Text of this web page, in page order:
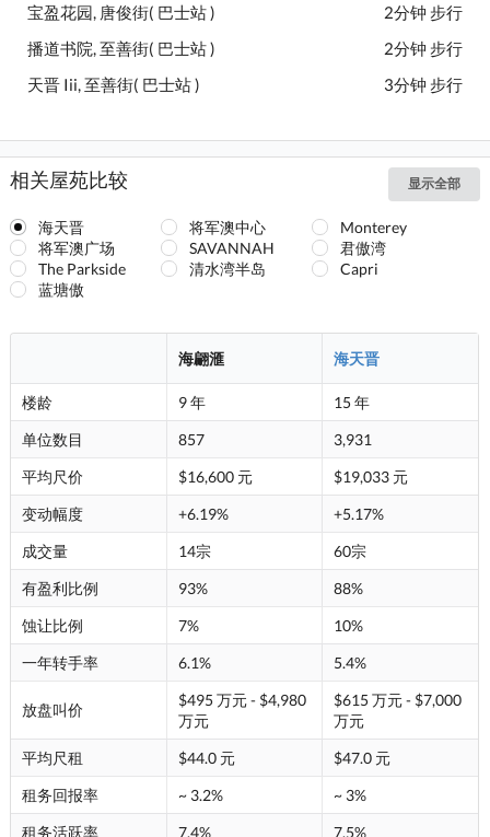
宝盈花园, 唐俊街( 巴士站 )
2分钟 步行
播道书院, 至善街( 巴士站 )
2分钟 步行
天晋 Iii, 至善街( 巴士站 )
3分钟 步行
相关屋苑比较 显示全部
海天晋 将军澳中心
Monterey
将军澳广场
SAVANNAH
君傲湾
The Parkside
清水湾半岛
Capri
蓝塘傲
海翩滙 海天晋
楼龄 9 年
15 年
单位数目
857
3,931
平均尺价
$16,600 元
$19,033 元
变动幅度
+6.19%
+5.17%
成交量
14宗
60宗
有盈利比例
93%
88%
蚀让比例
7%
10%
一年转手率
6.1% 5.4%
放盘叫价
$495 万元 - $4,980
万元
$615 万元 - $7,000
万元
平均尺租
$44.0 元
$47.0 元
租务回报率
~ 3.2%
~ 3%
租务活跃率
7.4% 7.5%